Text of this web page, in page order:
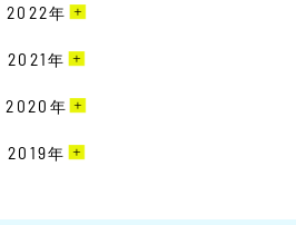
9月［18］
8月［11］
12月［9］
9月［16］
8月［12］
2022年
12月［22］
9月［14］
2021年
12月［19］
2020 年
12月［15］
10月［26］
2019年